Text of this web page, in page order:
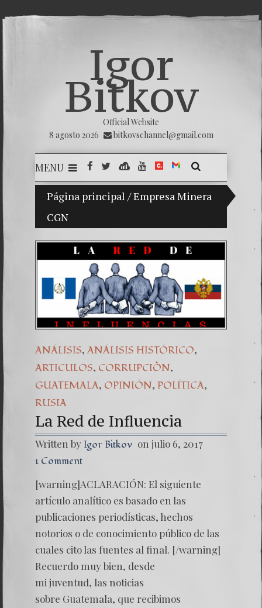
Igor
Bitkov
Official Website
8 agosto 2026
bitkovschannel@gmail.com
MENU
Página principal /Empresa Minera
CGN
Mi hijo Vladimir Bitkov, una promesa del
Una
7.
ANÁLISIS, ANÁLISIS HISTÓRICO,
ARTICULOS, CORRUPCIÒN,
GUATEMALA, OPINIÓN, POLÍTICA,
RUSIA
La Red de Influencia
Written by Igor Bitkov on julio 6, 2017
1 Comment
[warning]ACLARACIÓN: El siguiente
artículo analítico es basado en las
publicaciones periodísticas, hechos
notorios o de conocimiento público de las
cuales cito las fuentes al final. [/warning]
Recuerdo muy bien, desde
mi juventud, las noticias
sobre Guatemala, que recibimos